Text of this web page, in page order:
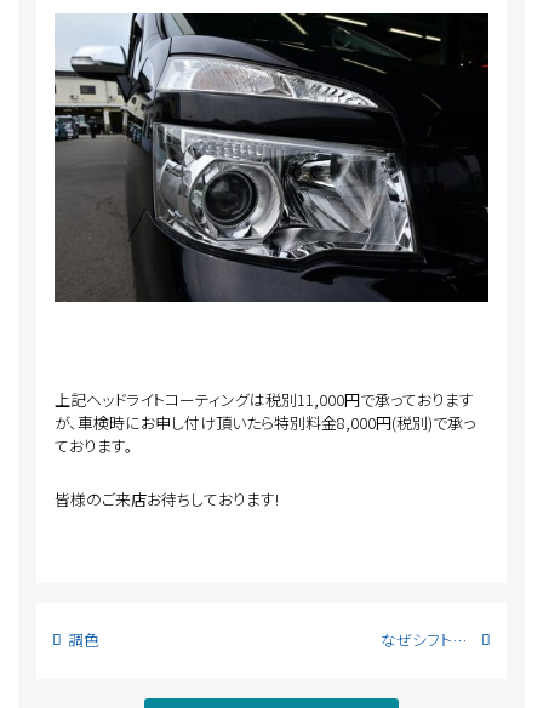
上記ヘッドライトコーティングは税別11,000円で承っております
が、車検時にお申し付け頂いたら特別料金8,000円(税別)で承っ
ております。
皆様のご来店お待ちしております!
調色 なぜシフトレバーが無いのか⁈